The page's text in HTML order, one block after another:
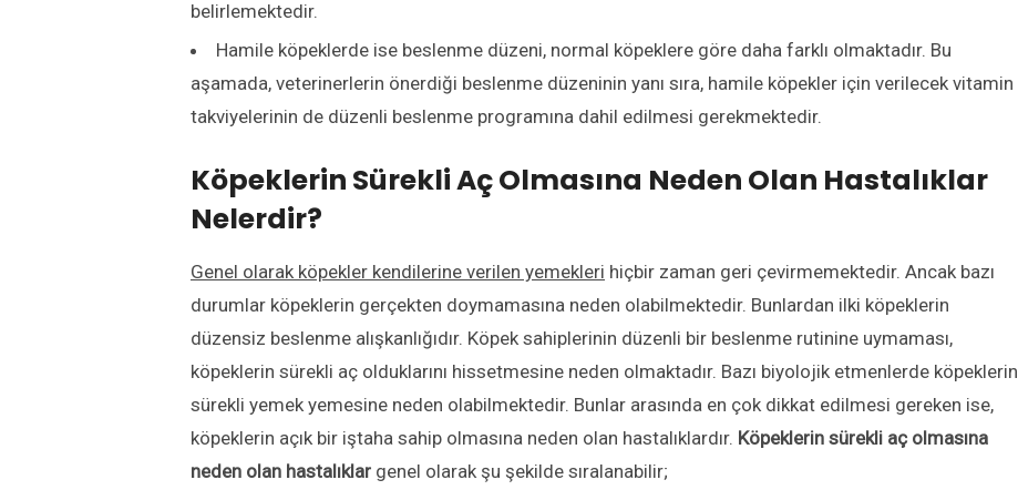
belirlemektedir.
Hamile köpeklerde ise beslenme düzeni, normal köpeklere göre daha farklı olmaktadır. Bu
aşamada, veterinerlerin önerdiği beslenme düzeninin yanı sıra, hamile köpekler için verilecek vitamin
takviyelerinin de düzenli beslenme programına dahil edilmesi gerekmektedir.
Köpeklerin Sürekli Aç Olmasına Neden Olan Hastalıklar
Nelerdir?
Genel olarak köpekler kendilerine verilen yemekleri hiçbir zaman geri çevirmemektedir. Ancak bazı
durumlar köpeklerin gerçekten doymamasına neden olabilmektedir. Bunlardan ilki köpeklerin
düzensiz beslenme alışkanlığıdır. Köpek sahiplerinin düzenli bir beslenme rutinine uymaması,
köpeklerin sürekli aç olduklarını hissetmesine neden olmaktadır. Bazı biyolojik etmenlerde köpeklerin
sürekli yemek yemesine neden olabilmektedir. Bunlar arasında en çok dikkat edilmesi gereken ise,
köpeklerin açık bir iştaha sahip olmasına neden olan hastalıklardır. Köpeklerin sürekli aç olmasına
neden olan hastalıklar genel olarak şu şekilde sıralanabilir;